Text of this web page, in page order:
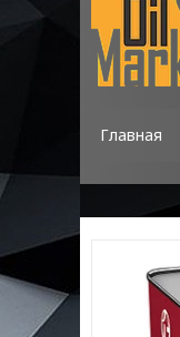
Главная